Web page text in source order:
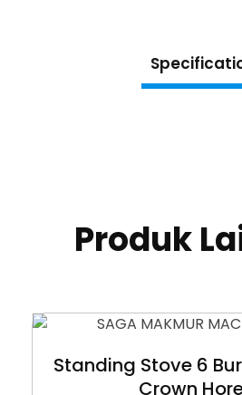
Produk
Standing Stove 6
Crown